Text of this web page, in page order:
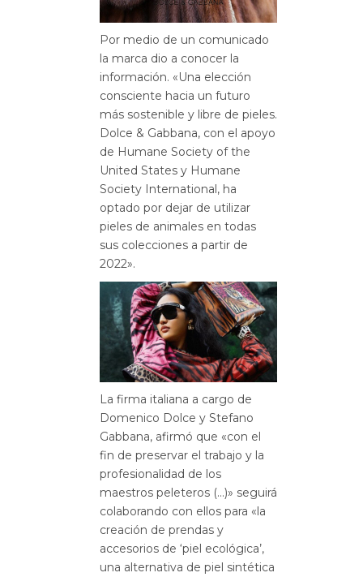
Por medio de un comunicado
la marca dio a conocer la
información. «Una elección
consciente hacia un futuro
más sostenible y libre de pieles.
Dolce & Gabbana, con el apoyo
de Humane Society of the
United States y Humane
Society International, ha
optado por dejar de utilizar
pieles de animales en todas
sus colecciones a partir de
2022».
La firma italiana a cargo de
Domenico Dolce y Stefano
Gabbana, afirmó que «con el
fin de preservar el trabajo y la
profesionalidad de los
maestros peleteros (…)» seguirá
colaborando con ellos para «la
creación de prendas y
accesorios de ‘piel ecológica’,
una alternativa de piel sintética